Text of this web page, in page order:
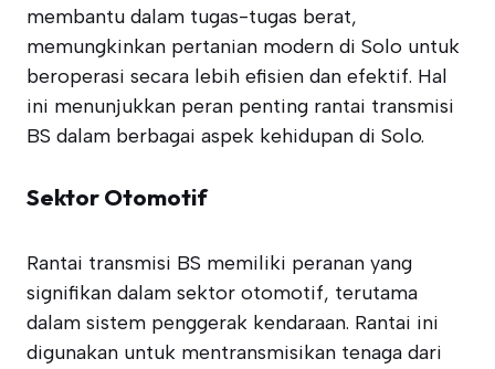
membantu dalam tugas-tugas berat,
memungkinkan pertanian modern di Solo untuk
beroperasi secara lebih efisien dan efektif. Hal
ini menunjukkan peran penting rantai transmisi
BS dalam berbagai aspek kehidupan di Solo.
Sektor Otomotif
Rantai transmisi BS memiliki peranan yang
signifikan dalam sektor otomotif, terutama
dalam sistem penggerak kendaraan. Rantai ini
digunakan untuk mentransmisikan tenaga dari